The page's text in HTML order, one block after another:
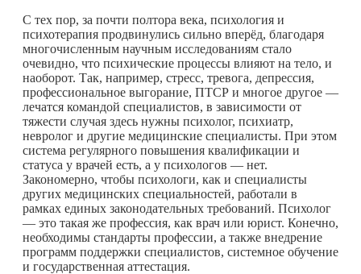
С тех пор, за почти полтора века, психология и
психотерапия продвинулись сильно вперёд, благодаря
многочисленным научным исследованиям стало
очевидно, что психические процессы влияют на тело, и
наоборот. Так, например, стресс, тревога, депрессия,
профессиональное выгорание, ПТСР и многое другое —
лечатся командой специалистов, в зависимости от
тяжести случая здесь нужны психолог, психиатр,
невролог и другие медицинские специалисты. При этом
система регулярного повышения квалификации и
статуса у врачей есть, а у психологов — нет.
Закономерно, чтобы психологи, как и специалисты
других медицинских специальностей, работали в
рамках единых законодательных требований. Психолог
— это такая же профессия, как врач или юрист. Конечно,
необходимы стандарты профессии, а также внедрение
программ поддержки специалистов, системное обучение
и государственная аттестация.